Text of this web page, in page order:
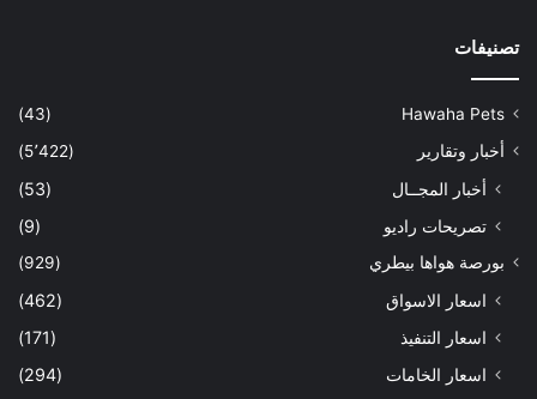
تصنيفات
Hawaha Pets
(43)
أخبار وتقارير
(5٬422)
أخبار المجــال
(53)
تصريحات راديو
(9)
بورصة هواها بيطري (929)
اسعار الاسواق
(462)
اسعار التنفيذ
(171)
اسعار الخامات
(294)